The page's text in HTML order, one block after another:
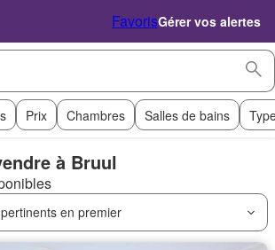
FavorisGérer vos alertes
Prix Chambres Salles de bains
à Bruul
en premier